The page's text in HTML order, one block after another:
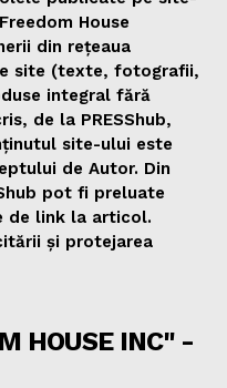
House
din rețeaua
site (texte, fotografii,
integral fără
de la PRESShub,
site-ului este
de Autor. Din
pot fi preluate
de link la articol.
și protejarea
HOUSE INC" -